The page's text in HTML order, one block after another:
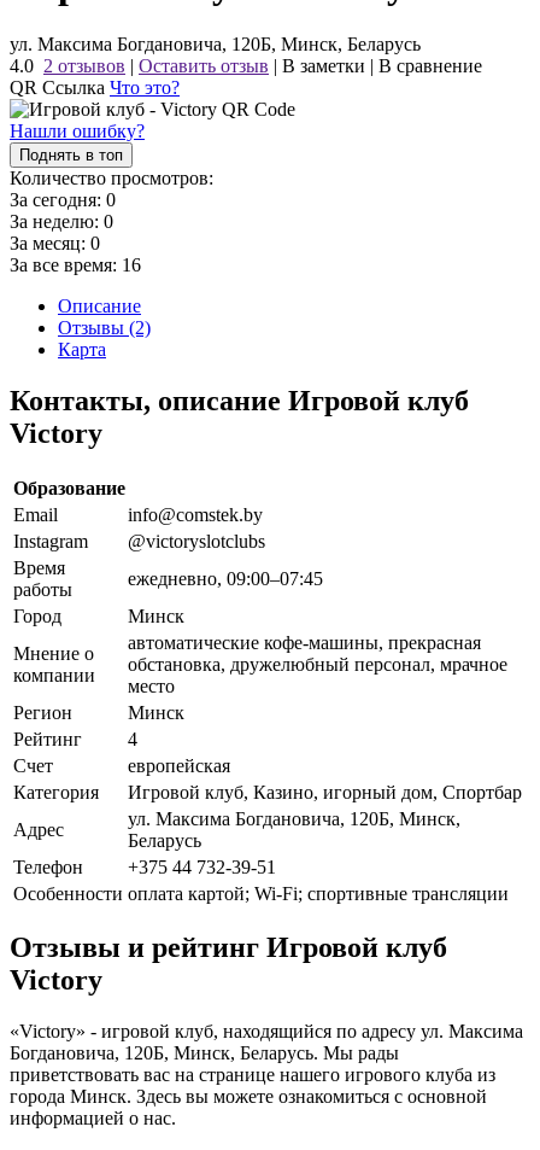
ул. Максима Богдановича, 120Б, Минск, Беларусь
4.0 2 отзывов | Оставить отзыв | В заметки | В сравнение
QR Ссылка Что это?
Нашли ошибку?
Поднять в топ
Количество просмотров:
За сегодня: 0
За неделю: 0
За месяц: 0
За все время: 16
Описание
Отзывы (2)
Карта
Контакты, описание Игровой клуб
Victory
Образование
Email
info@comstek.by
Instagram
@victoryslotclubs
Время
работы
ежедневно, 09:00–07:45
Город
Минск
Мнение о
компании
автоматические кофе-машины, прекрасная
обстановка, дружелюбный персонал, мрачное
место
Регион
Минск
Рейтинг
4
Счет
европейская
Категория
Игровой клуб, Казино, игорный дом, Спортбар
Адрес
ул. Максима Богдановича, 120Б, Минск,
Беларусь
Телефон
+375 44 732-39-51
Особенности оплата картой; Wi-Fi; спортивные трансляции
Отзывы и рейтинг Игровой клуб
Victory
«Victory» - игровой клуб, находящийся по адресу ул. Максима
Богдановича, 120Б, Минск, Беларусь. Мы рады
приветствовать вас на странице нашего игрового клуба из
города Минск. Здесь вы можете ознакомиться с основной
информацией о нас.